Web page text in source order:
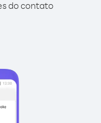
do contato